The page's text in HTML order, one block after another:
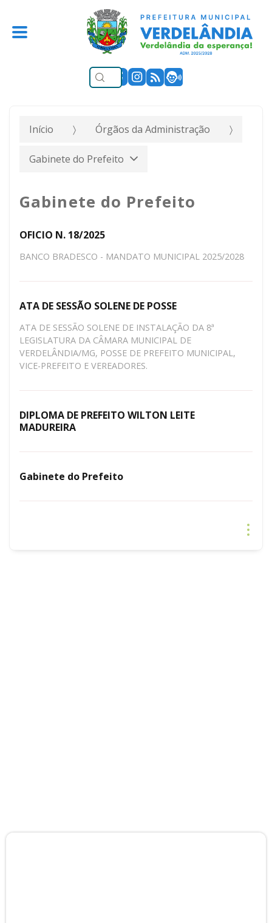
Início Órgãos da Administração
Gabinete do Prefeito
Gabinete do Prefeito
OFICIO N. 18/2025
BANCO BRADESCO - MANDATO MUNICIPAL 2025/2028
ATA DE SESSÃO SOLENE DE POSSE
ATA DE SESSÃO SOLENE DE INSTALAÇÃO DA 8ª
LEGISLATURA DA CÂMARA MUNICIPAL DE
VERDELÂNDIA/MG, POSSE DE PREFEITO MUNICIPAL,
VICE-PREFEITO E VEREADORES.
DIPLOMA DE PREFEITO WILTON LEITE
MADUREIRA
Gabinete do Prefeito